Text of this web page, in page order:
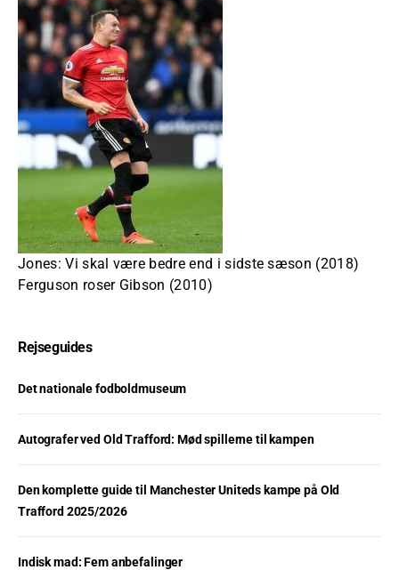
Jones: Vi skal være bedre end i sidste sæson (2018)
Ferguson roser Gibson (2010)
Rejseguides
Det nationale fodboldmuseum
Autografer ved Old Trafford: Mød spillerne til kampen
Den komplette guide til Manchester Uniteds kampe på Old
Trafford 2025/2026
Indisk mad: Fem anbefalinger